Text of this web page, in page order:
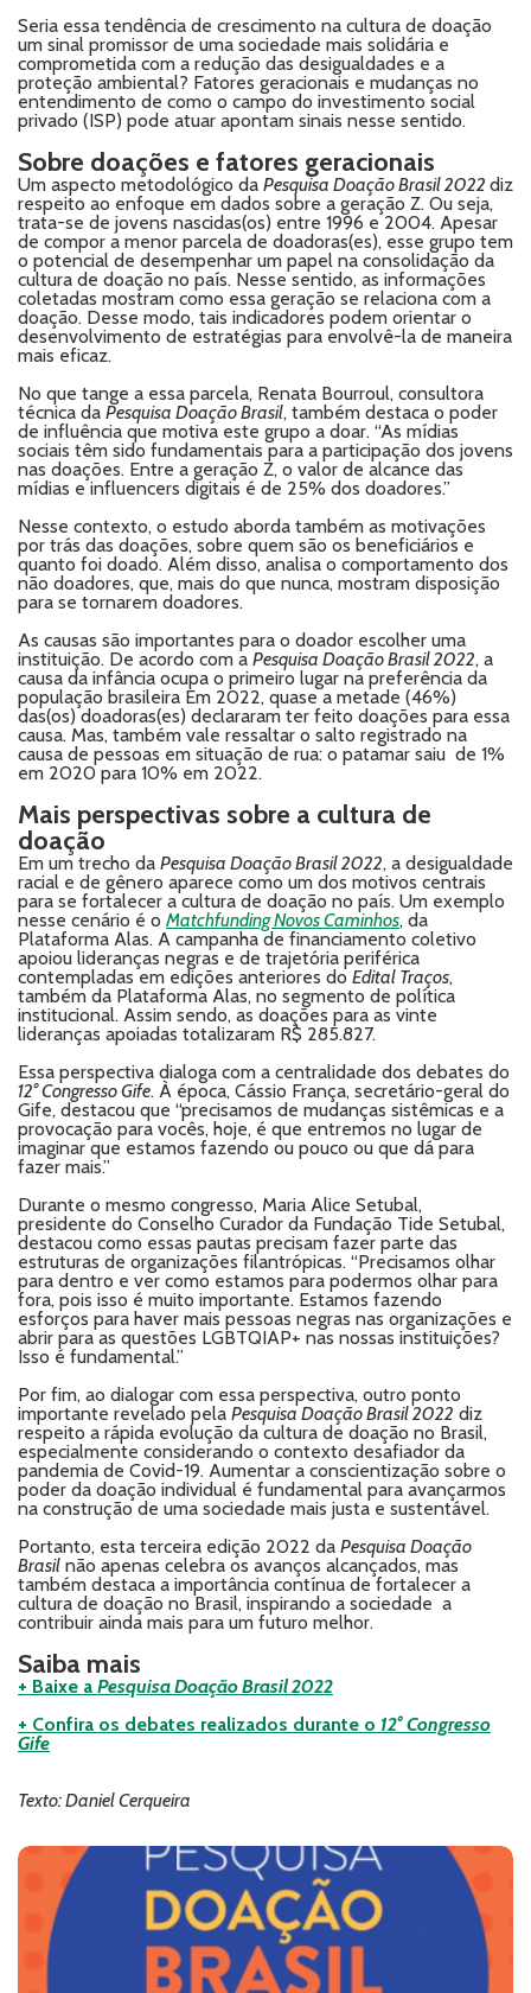
Seria essa tendência de crescimento na cultura de doação
um sinal promissor de uma sociedade mais solidária e
comprometida com a redução das desigualdades e a
proteção ambiental? Fatores geracionais e mudanças no
entendimento de como o campo do investimento social
privado (ISP) pode atuar apontam sinais nesse sentido.
Sobre doações e fatores geracionais
Um aspecto metodológico da Pesquisa Doação Brasil 2022 diz
respeito ao enfoque em dados sobre a geração Z. Ou seja,
trata-se de jovens nascidas(os) entre 1996 e 2004. Apesar
de compor a menor parcela de doadoras(es), esse grupo tem
o potencial de desempenhar um papel na consolidação da
cultura de doação no país. Nesse sentido, as informações
coletadas mostram como essa geração se relaciona com a
doação. Desse modo, tais indicadores podem orientar o
desenvolvimento de estratégias para envolvê-la de maneira
mais eficaz.
No que tange a essa parcela, Renata Bourroul, consultora
técnica da Pesquisa Doação Brasil, também destaca o poder
de influência que motiva este grupo a doar. “As mídias
sociais têm sido fundamentais para a participação dos jovens
nas doações. Entre a geração Z, o valor de alcance das
mídias e influencers digitais é de 25% dos doadores.”
Nesse contexto, o estudo aborda também as motivações
por trás das doações, sobre quem são os beneficiários e
quanto foi doado. Além disso, analisa o comportamento dos
não doadores, que, mais do que nunca, mostram disposição
para se tornarem doadores.
As causas são importantes para o doador escolher uma
instituição. De acordo com a Pesquisa Doação Brasil 2022, a
causa da infância ocupa o primeiro lugar na preferência da
população brasileira Em 2022, quase a metade (46%)
das(os) doadoras(es) declararam ter feito doações para essa
causa. Mas, também vale ressaltar o salto registrado na
causa de pessoas em situação de rua: o patamar saiu de 1%
em 2020 para 10% em 2022.
Mais perspectivas sobre a cultura de
doação
Em um trecho da Pesquisa Doação Brasil 2022, a desigualdade
racial e de gênero aparece como um dos motivos centrais
para se fortalecer a cultura de doação no país. Um exemplo
nesse cenário é o Matchfunding Novos Caminhos, da
Plataforma Alas. A campanha de financiamento coletivo
apoiou lideranças negras e de trajetória periférica
contempladas em edições anteriores do Edital Traços,
também da Plataforma Alas, no segmento de política
institucional. Assim sendo, as doações para as vinte
lideranças apoiadas totalizaram R$ 285.827.
Essa perspectiva dialoga com a centralidade dos debates do
12° Congresso Gife. À época, Cássio França, secretário-geral do
Gife, destacou que “precisamos de mudanças sistêmicas e a
provocação para vocês, hoje, é que entremos no lugar de
imaginar que estamos fazendo ou pouco ou que dá para
fazer mais.”
Durante o mesmo congresso, Maria Alice Setubal,
presidente do Conselho Curador da Fundação Tide Setubal,
destacou como essas pautas precisam fazer parte das
estruturas de organizações filantrópicas. “Precisamos olhar
para dentro e ver como estamos para podermos olhar para
fora, pois isso é muito importante. Estamos fazendo
esforços para haver mais pessoas negras nas organizações e
abrir para as questões LGBTQIAP+ nas nossas instituições?
Isso é fundamental.”
Por fim, ao dialogar com essa perspectiva, outro ponto
importante revelado pela Pesquisa Doação Brasil 2022 diz
respeito a rápida evolução da cultura de doação no Brasil,
especialmente considerando o contexto desafiador da
pandemia de Covid-19. Aumentar a conscientização sobre o
poder da doação individual é fundamental para avançarmos
na construção de uma sociedade mais justa e sustentável.
Portanto, esta terceira edição 2022 da Pesquisa Doação
Brasil não apenas celebra os avanços alcançados, mas
também destaca a importância contínua de fortalecer a
cultura de doação no Brasil, inspirando a sociedade a
contribuir ainda mais para um futuro melhor.
Saiba mais
+ Baixe a Pesquisa Doação Brasil 2022
+ Confira os debates realizados durante o 12° Congresso
Gife
Texto: Daniel Cerqueira